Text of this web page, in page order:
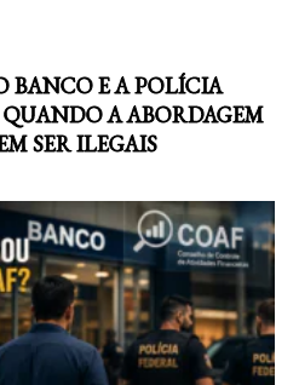
BANCO E A POLÍCIA
QUANDO A ABORDAGEM
SER ILEGAIS